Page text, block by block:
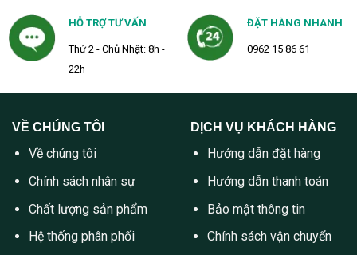
HỖ TRỢ TƯ VẤN
Thứ 2 - Chủ Nhật: 8h -
22h
ĐẶT HÀNG NHANH
0962 15 86 61
VỀ CHÚNG TÔI
Về chúng tôi
Chính sách nhân sự
Chất lượng sản phẩm
Hệ thống phân phối
DỊCH VỤ KHÁCH HÀNG
Hướng dẫn đặt hàng
Hướng dẫn thanh toán
Bảo mật thông tin
Chính sách vận chuyển